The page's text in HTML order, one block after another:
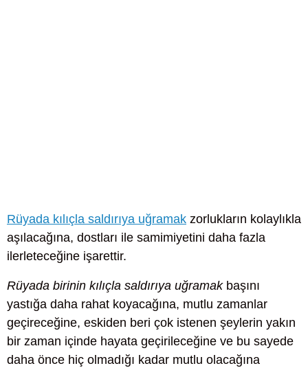
Rüyada kılıçla saldırıya uğramak zorlukların kolaylıkla
aşılacağına, dostları ile samimiyetini daha fazla
ilerleteceğine işarettir.
Rüyada birinin kılıçla saldırıya uğramakbaşını
yastığa daha rahat koyacağına, mutlu zamanlar
geçireceğine, eskiden beri çok istenen şeylerin yakın
bir zaman içinde hayata geçirileceğine ve bu sayede
daha önce hiç olmadığı kadar mutlu olacağına